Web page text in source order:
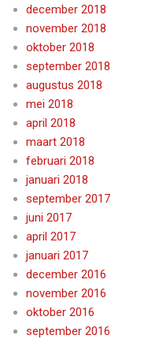
december 2018
november 2018
oktober 2018
september 2018
augustus 2018
mei 2018
april 2018
maart 2018
februari 2018
januari 2018
september 2017
juni 2017
april 2017
januari 2017
december 2016
november 2016
oktober 2016
september 2016